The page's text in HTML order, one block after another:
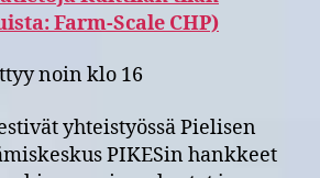
Farm-Scale CHP)
noin klo 16
yhteistyössä Pielisen
PIKESin hankkeet